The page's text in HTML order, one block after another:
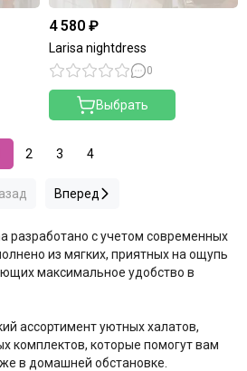
4 580 ₽
Larisa nightdress
0
Выбрать
2 3 4
Вперед
разработано с учетом современных
из мягких, приятных на ощупь
максимальное удобство в
ассортимент уютных халатов,
комплектов, которые помогут вам
в домашней обстановке.